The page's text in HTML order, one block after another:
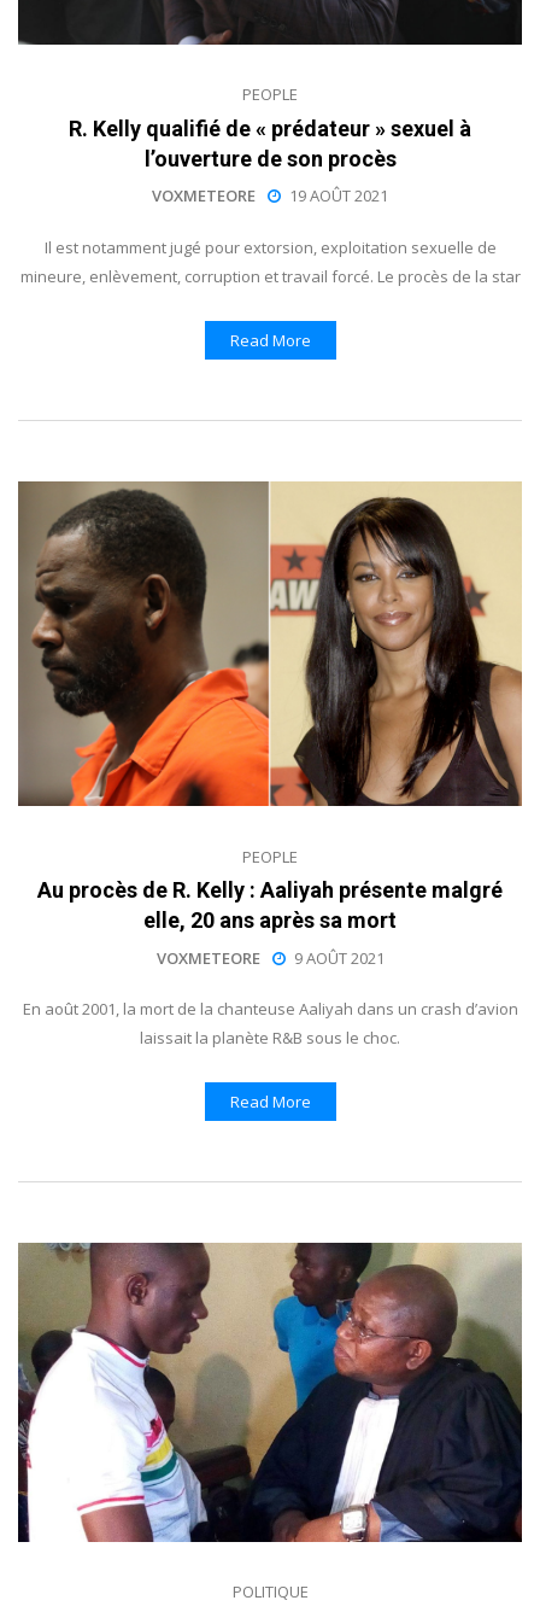
PEOPLE
R. Kelly qualifié de « prédateur » sexuel à
l’ouverture de son procès
VOXMETEORE 19 AOÛT 2021
Il est notamment jugé pour extorsion, exploitation sexuelle de
mineure, enlèvement, corruption et travail forcé. Le procès de la star
Read More
PEOPLE
Au procès de R. Kelly : Aaliyah présente malgré
elle, 20 ans après sa mort
VOXMETEORE 9 AOÛT 2021
En août 2001, la mort de la chanteuse Aaliyah dans un crash d’avion
laissait la planète R&B sous le choc.
Read More
POLITIQUE